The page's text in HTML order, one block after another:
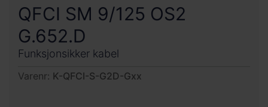
QFCI SM 9/125 OS2
G.652.D
Funksjonsikker kabel
Varenr: K-QFCI-S-G2D-Gxx